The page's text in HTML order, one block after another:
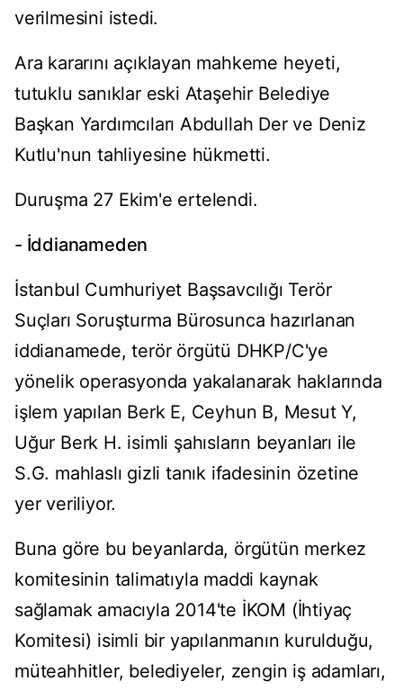
verilmesini istedi.
Ara kararını açıklayan mahkeme heyeti,
tutuklu sanıklar eski Ataşehir Belediye
Başkan Yardımcıları Abdullah Der ve Deniz
Kutlu'nun tahliyesine hükmetti.
Duruşma 27 Ekim'e ertelendi.
- İddianameden
İstanbul Cumhuriyet Başsavcılığı Terör
Suçları Soruşturma Bürosunca hazırlanan
iddianamede, terör örgütü DHKP/C'ye
yönelik operasyonda yakalanarak haklarında
işlem yapılan Berk E, Ceyhun B, Mesut Y,
Uğur Berk H. isimli şahısların beyanları ile
S.G. mahlaslı gizli tanık ifadesinin özetine
yer veriliyor.
Buna göre bu beyanlarda, örgütün merkez
komitesinin talimatıyla maddi kaynak
sağlamak amacıyla 2014'te İKOM (İhtiyaç
Komitesi) isimli bir yapılanmanın kurulduğu,
müteahhitler, belediyeler, zengin iş adamları,